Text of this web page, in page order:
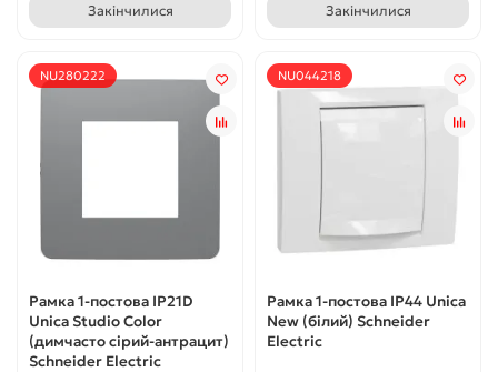
Закінчилися Закінчилися
NU280222
Рамка 1-постова IP21D
Unica Studio Color
(димчасто сірий-антрацит)
Schneider Electric
NU044218
Рамка 1-постова IP44 Unica
New (білий) Schneider
Electric